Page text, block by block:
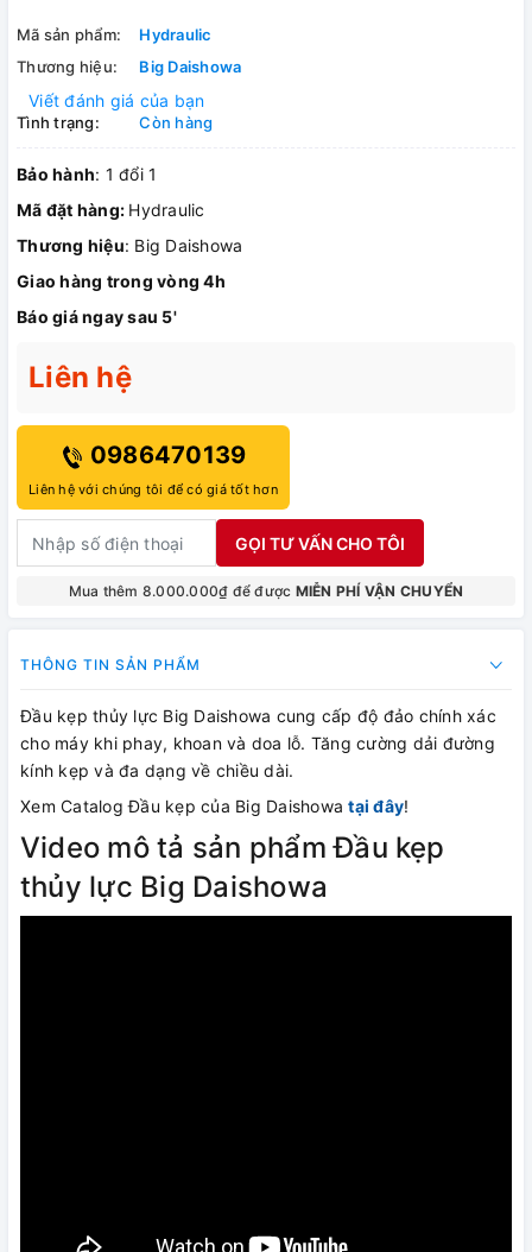
Mã sản phẩm:
Hydraulic
Thương hiệu:
Big Daishowa
Viết đánh giá của bạn
Tình trạng: Còn hàng
Bảo hành: 1 đổi 1
Mã đặt hàng: Hydraulic
Thương hiệu: Big Daishowa
Giao hàng trong vòng 4h
Báo giá ngay sau 5'
Liên hệ
0986470139
Liên hệ với chúng tôi để có giá tốt hơn
GỌI TƯ VẤN CHO TÔI
Mua thêm 8.000.000₫ để được MIỄN PHÍ VẬN CHUYỂN
THÔNG TIN SẢN PHẨM
Đầu kẹp thủy lực Big Daishowa cung cấp độ đảo chính xác
cho máy khi phay, khoan và doa lỗ. Tăng cường dải đường
kính kẹp và đa dạng về chiều dài.
Xem Catalog Đầu kẹp của Big Daishowatại đây!
Video mô tả sản phẩm Đầu kẹp
thủy lực Big Daishowa